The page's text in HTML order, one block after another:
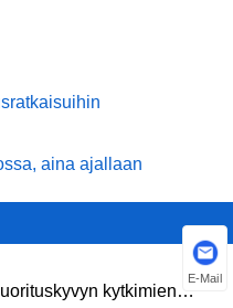
aina ajallaan
kytkimien
E-Mail